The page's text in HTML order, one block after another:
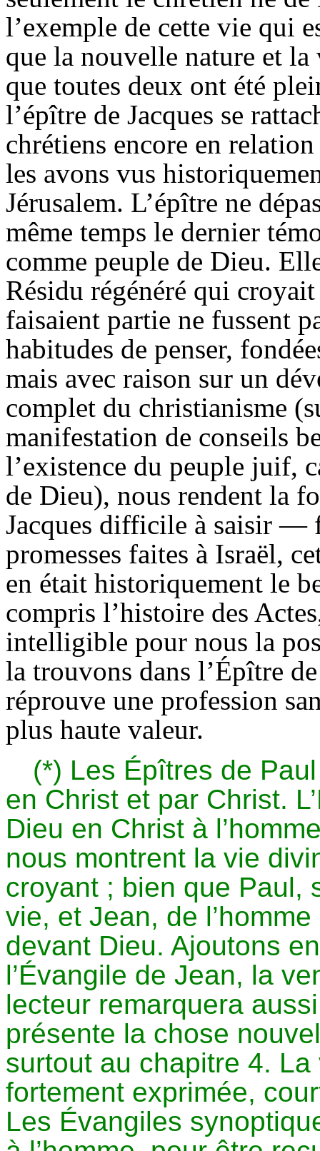
l’exemple de cette vie qui
que la nouvelle nature et
que toutes deux ont été
l’épître de Jacques se
chrétiens encore en
les avons vus
Jérusalem. L’épître ne
même temps le dernier
comme peuple de Dieu.
Résidu régénéré qui
faisaient partie ne fussent
habitudes de penser,
mais avec raison sur un
complet du christianisme
manifestation de conseils
l’existence du peuple juif,
de Dieu), nous rendent la
Jacques difficile à saisir —
promesses faites à Israël,
en était historiquement le
compris l’histoire des
intelligible pour nous la
la trouvons dans l’Épître
réprouve une profession
plus haute valeur.
(*) Les Épîtres de
en Christ et par Christ.
Dieu en Christ à
nous montrent la vie
croyant ; bien que Paul,
vie, et Jean, de
devant Dieu. Ajoutons
l’Évangile de Jean, la
lecteur remarquera
présente la chose
surtout au chapitre 4. La
fortement exprimée,
Les Évangiles